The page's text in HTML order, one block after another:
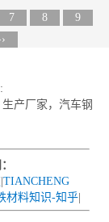
7 8
9
产厂家，汽车钢
|TIANCHENG
材料知识-知乎|